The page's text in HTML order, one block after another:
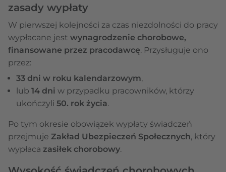
zasady wypłaty
W pierwszej kolejności za czas niezdolności do pracy
wypłacane jest wynagrodzenie chorobowe,
finansowane przez pracodawcę. Przysługuje ono
przez:
33 dni w roku kalendarzowym,
lub 14 dni w przypadku pracowników, którzy
ukończyli 50. rok życia.
Po tym okresie obowiązek wypłaty świadczeń
przejmuje Zakład Ubezpieczeń Społecznych, który
wypłaca zasiłek chorobowy.